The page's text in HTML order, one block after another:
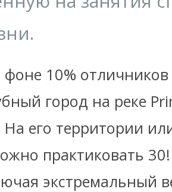
10% отличников
город на реке
его территории
практиковать
экстремальный